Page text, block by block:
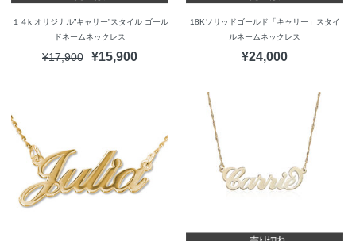
１４k オリジナル”キャリー”スタイル ゴール
ドネームネックレス
¥17,900 ¥15,900
18Kソリッドゴールド「キャリー」スタイ
ルネームネックレス
¥24,000